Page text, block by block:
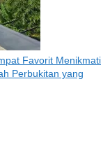
Favorit Menikmati
Perbukitan yang